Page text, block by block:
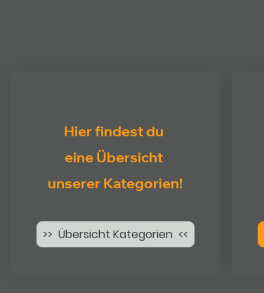
Hier findest du
eine Übersicht
unserer Kategorien!
>> Übersicht Kategorien <<